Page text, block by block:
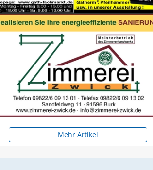
Mehr Artikel